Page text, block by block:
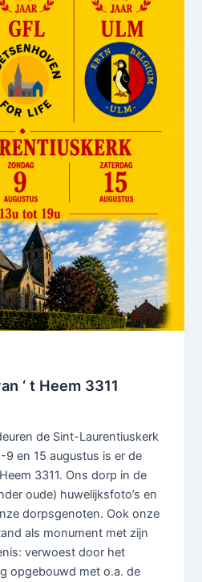
‘ t Heem 3311
de Sint-Laurentiuskerk
en 15 augustus is er de
3311. Ons dorp in de
oude) huwelijksfoto’s en
dorpsgenoten. Ook onze
als monument met zijn
verwoest door het
opgebouwd met o.a. de